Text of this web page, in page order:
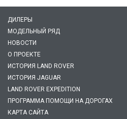
ДИЛЕРЫ
МОДЕЛЬНЫЙ РЯД
НОВОСТИ
О ПРОЕКТЕ
ИСТОРИЯ LAND ROVER
ИСТОРИЯ JAGUAR
LAND ROVER EXPEDITION
ПРОГРАММА ПОМОЩИ НА ДОРОГАХ
КАРТА САЙТА